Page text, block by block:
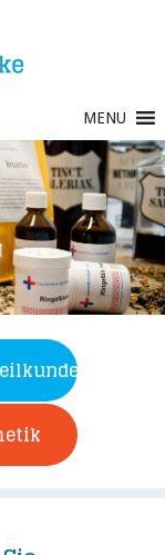
MENU